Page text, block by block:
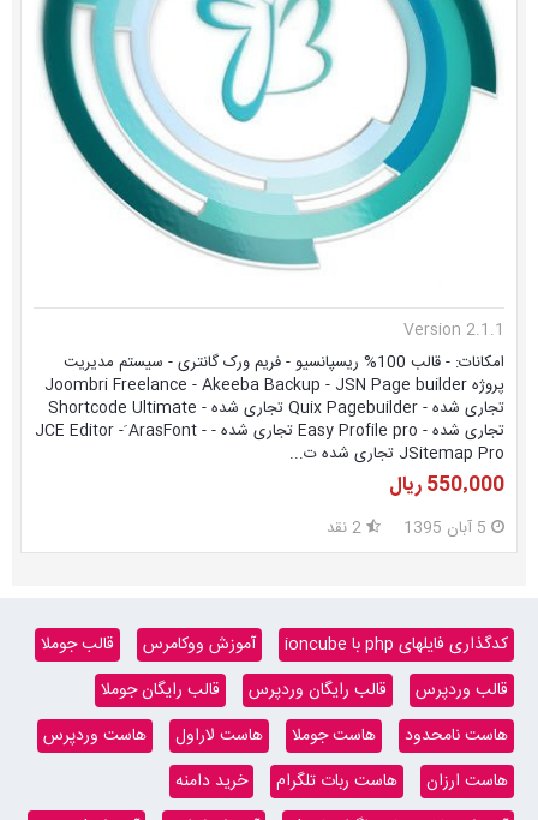
Version 2.1.1
امکانات: - قالب 100% ریسپانسیو - فریم ورک گانتری - سیستم مدیریت
پروژه Joombri Freelance - Akeeba Backup - JSN Page builder
تجاری شده - Quix Pagebuilder تجاری شده - Shortcode Ultimate
تجاری شده - Easy Profile pro تجاری شده - JCE Editor - َArasFont -
JSitemap Pro تجاری شده ت...
550٬000 ریال
5 آبان 1395
کدگذاری فایلهای php با ioncube آموزش ووکامرس
قالب جوملا
قالب وردپرس
قالب رایگان وردپرس
قالب رایگان جوملا
هاست نامحدود
هاست جوملا هاست لاراول
هاست وردپرس
هاست ارزان
هاست ربات تلگرام
خرید دامنه